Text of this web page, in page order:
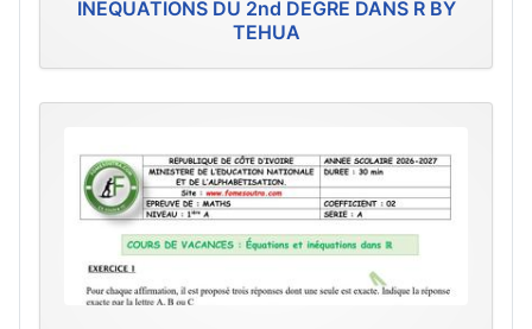
INEQUATIONS DU 2nd DEGRE DANS R BY
TEHUA